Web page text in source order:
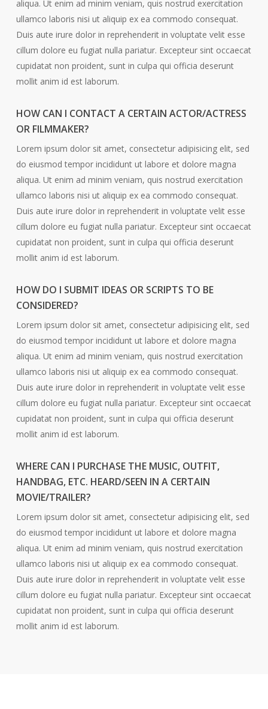
aliqua. Ut enim ad minim veniam, quis nostrud exercitation
ullamco laboris nisi ut aliquip ex ea commodo consequat.
Duis aute irure dolor in reprehenderit in voluptate velit esse
cillum dolore eu fugiat nulla pariatur. Excepteur sint occaecat
cupidatat non proident, sunt in culpa qui officia deserunt
mollit anim id est laborum.
HOW CAN I CONTACT A CERTAIN ACTOR/ACTRESS
OR FILMMAKER?
Lorem ipsum dolor sit amet, consectetur adipisicing elit, sed
do eiusmod tempor incididunt ut labore et dolore magna
aliqua. Ut enim ad minim veniam, quis nostrud exercitation
ullamco laboris nisi ut aliquip ex ea commodo consequat.
Duis aute irure dolor in reprehenderit in voluptate velit esse
cillum dolore eu fugiat nulla pariatur. Excepteur sint occaecat
cupidatat non proident, sunt in culpa qui officia deserunt
mollit anim id est laborum.
HOW DO I SUBMIT IDEAS OR SCRIPTS TO BE
CONSIDERED?
Lorem ipsum dolor sit amet, consectetur adipisicing elit, sed
do eiusmod tempor incididunt ut labore et dolore magna
aliqua. Ut enim ad minim veniam, quis nostrud exercitation
ullamco laboris nisi ut aliquip ex ea commodo consequat.
Duis aute irure dolor in reprehenderit in voluptate velit esse
cillum dolore eu fugiat nulla pariatur. Excepteur sint occaecat
cupidatat non proident, sunt in culpa qui officia deserunt
mollit anim id est laborum.
WHERE CAN I PURCHASE THE MUSIC, OUTFIT,
HANDBAG, ETC. HEARD/SEEN IN A CERTAIN
MOVIE/TRAILER?
Lorem ipsum dolor sit amet, consectetur adipisicing elit, sed
do eiusmod tempor incididunt ut labore et dolore magna
aliqua. Ut enim ad minim veniam, quis nostrud exercitation
ullamco laboris nisi ut aliquip ex ea commodo consequat.
Duis aute irure dolor in reprehenderit in voluptate velit esse
cillum dolore eu fugiat nulla pariatur. Excepteur sint occaecat
cupidatat non proident, sunt in culpa qui officia deserunt
mollit anim id est laborum.